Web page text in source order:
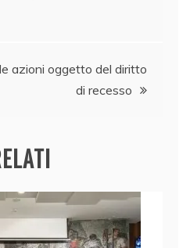
azioni oggetto del diritto
di recesso